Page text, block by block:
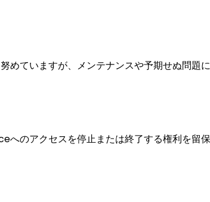
ていますが、メンテナンスや予期せぬ問題
のアクセスを停止または終了する権利を留保